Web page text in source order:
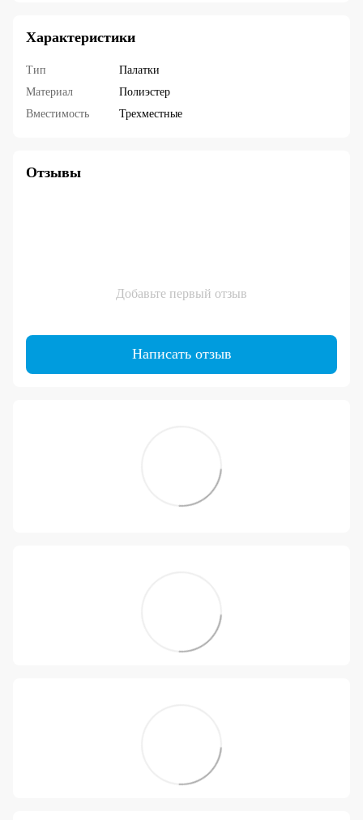
Характеристики
Тип
Палатки
Материал
Полиэстер
Вместимость
Трехместные
Отзывы
Добавьте первый отзыв
Написать отзыв